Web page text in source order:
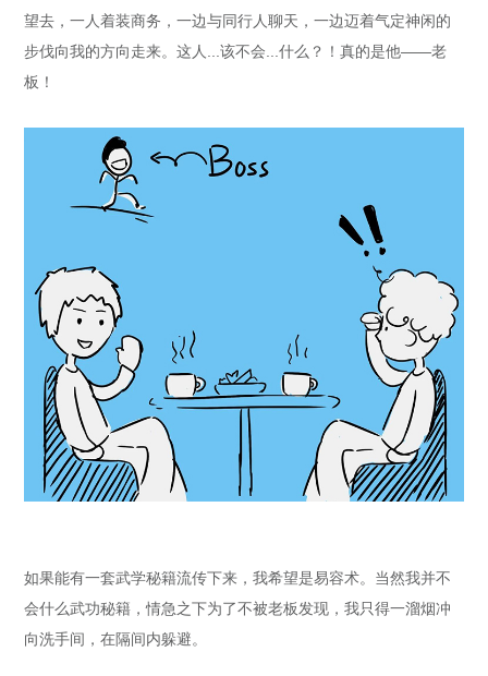
望去，一人着装商务，一边与同行人聊天，一边迈着气定神闲的
步伐向我的方向走来。这人...该不会...什么？！真的是他——老
板！
如果能有一套武学秘籍流传下来，我希望是易容术。当然我并不
会什么武功秘籍，情急之下为了不被老板发现，我只得一溜烟冲
向洗手间，在隔间内躲避。